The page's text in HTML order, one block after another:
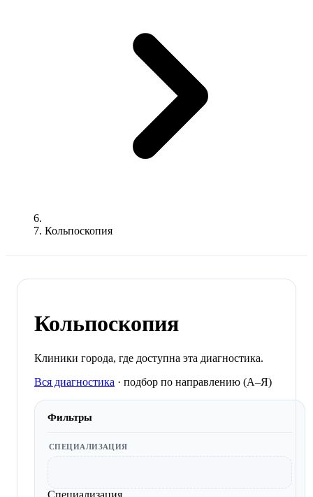
Кольпоскопия
Кольпоскопия
Клиники города, где доступна эта диагностика.
Вся диагностика · подбор по направлению (A–Я)
Фильтры
СПЕЦИАЛИЗАЦИЯ
Специализация